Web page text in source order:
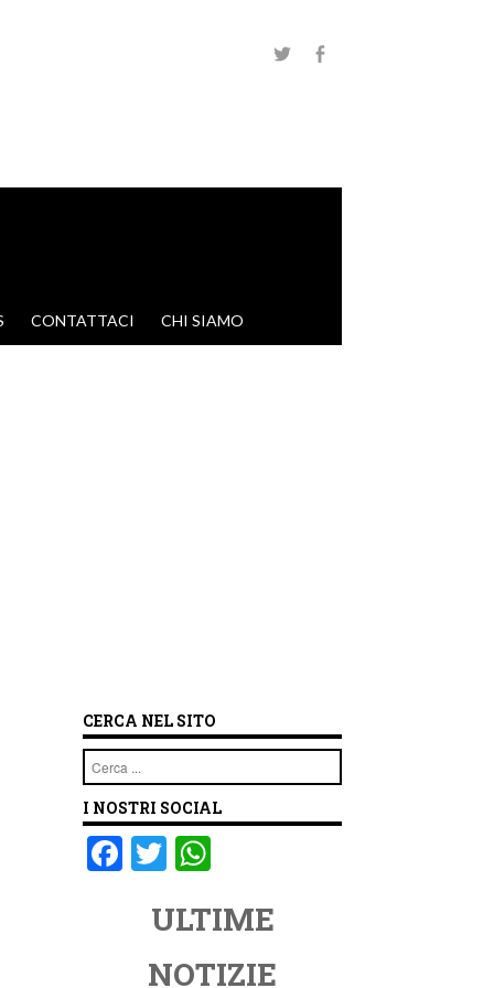
CONTATTACI CHI SIAMO
CERCA NEL SITO
Cerca
I NOSTRI SOCIAL
F T
tt
er
at
s
ULTIME
NOTIZIE